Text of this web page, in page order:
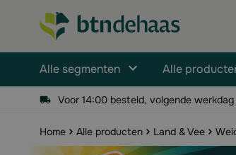
Alle segmenten Alle
Voor 14:00 besteld, volgende
Home Alle producten Land & Vee